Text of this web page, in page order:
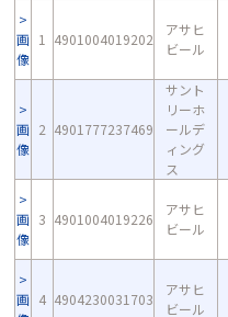
画
像
1 4901004019202
アサヒ
ビール
画
像
2 4901777237469
サント
リーホ
ールデ
ィング
ス
画
像
3 4901004019226
アサヒ
ビール
画 4 4904230031703
アサヒ
ビール